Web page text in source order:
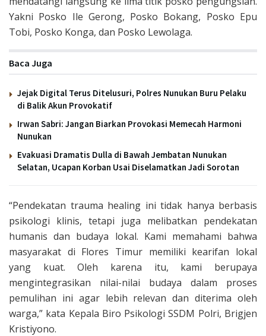
Yakni Posko Ile Gerong, Posko Bokang, Posko Epu
Tobi, Posko Konga, dan Posko Lewolaga.
Baca Juga
Jejak Digital Terus Ditelusuri, Polres Nunukan Buru Pelaku
di Balik Akun Provokatif
Irwan Sabri: Jangan Biarkan Provokasi Memecah Harmoni
Nunukan
Evakuasi Dramatis Dulla di Bawah Jembatan Nunukan
Selatan, Ucapan Korban Usai Diselamatkan Jadi Sorotan
“Pendekatan trauma healing ini tidak hanya berbasis
psikologi klinis, tetapi juga melibatkan pendekatan
humanis dan budaya lokal. Kami memahami bahwa
masyarakat di Flores Timur memiliki kearifan lokal
yang kuat. Oleh karena itu, kami berupaya
mengintegrasikan nilai-nilai budaya dalam proses
pemulihan ini agar lebih relevan dan diterima oleh
warga,” kata Kepala Biro Psikologi SSDM Polri, Brigjen
Kristiyono.